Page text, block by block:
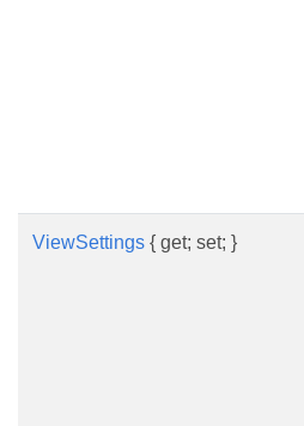
ViewSettings { get; set; }